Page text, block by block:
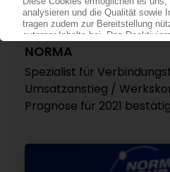
NORMA
Spezialist für
Umsatzanstieg /
Prognose für 2021